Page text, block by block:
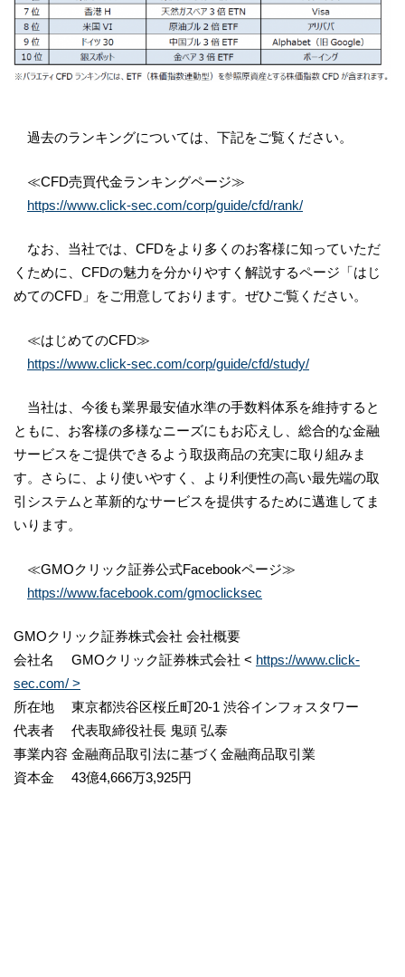
過去のランキングについては、下記をご覧ください。
≪CFD売買代金ランキングページ≫
https://www.click-sec.com/corp/guide/cfd/rank/
なお、当社では、CFDをより多くのお客様に知っていただ
くために、CFDの魅力を分かりやすく解説するページ「はじ
めてのCFD」をご用意しております。ぜひご覧ください。
≪はじめてのCFD≫
https://www.click-sec.com/corp/guide/cfd/study/
当社は、今後も業界最安値水準の手数料体系を維持すると
ともに、お客様の多様なニーズにもお応えし、総合的な金融
サービスをご提供できるよう取扱商品の充実に取り組みま
す。さらに、より使いやすく、より利便性の高い最先端の取
引システムと革新的なサービスを提供するために邁進してま
いります。
≪GMOクリック証券公式Facebookページ≫
https://www.facebook.com/gmoclicksec
GMOクリック証券株式会社 会社概要
会社名 GMOクリック証券株式会社 < https://www.click-
sec.com/ >
所在地 東京都渋谷区桜丘町20-1 渋谷インフォスタワー
代表者 代表取締役社長 鬼頭 弘泰
事業内容 金融商品取引法に基づく金融商品取引業
資本金 43億4,666万3,925円